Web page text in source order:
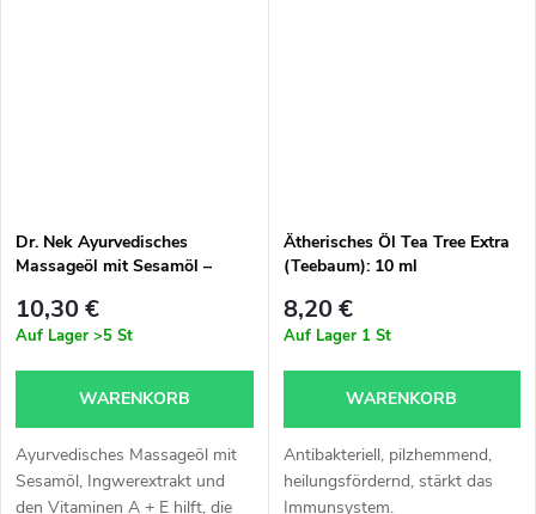
Dr. Nek Ayurvedisches
Massageöl mit Sesamöl –
Hautvitalität
10,30 €
Auf Lager >5 St
WARENKORB
Ayurvedisches Massageöl mit
Sesamöl, Ingwerextrakt und
den Vitaminen A + E hilft, die
Ätherisches Öl Tea Tree Extra
(Teebaum): 10 ml
8,20 €
Auf Lager 1 St
WARENKORB
Antibakteriell, pilzhemmend,
heilungsfördernd, stärkt das
Immunsystem.